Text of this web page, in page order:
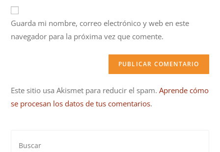
comentar
de
(opcional)
Guarda mi nombre, correo electrónico y web en este
navegador para la próxima vez que comente.
Este sitio usa Akismet para reducir el spam.Aprende cómo
se procesan los datos de tus comentarios.